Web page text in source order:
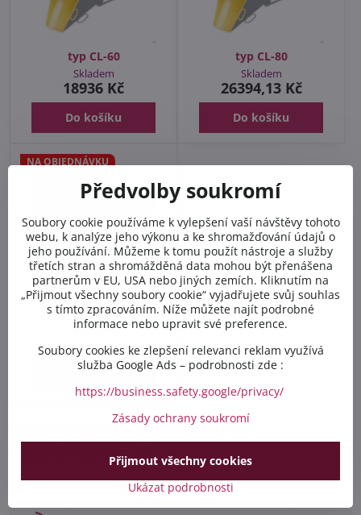
typ CL-60
Skladem
18936 Kč
Do košíku
typ CL-80
Skladem
26394,13 Kč
Do košíku
NA OBJEDNÁVKU
typ CL-99
Skladem
29470,74 Kč
Potřebujete poradit s
objednávkou?
Kontaktujte nás PO-PÁ 8:00 - 16:00:
Předvolby soukromí
Soubory cookie používáme k vylepšení vaší návštěvy tohoto
webu, k analýze jeho výkonu a ke shromažďování údajů o
jeho používání. Můžeme k tomu použít nástroje a služby
třetích stran a shromážděná data mohou být přenášena
partnerům v EU, USA nebo jiných zemích. Kliknutím na
„Přijmout všechny soubory cookie“ vyjadřujete svůj souhlas
s tímto zpracováním. Níže můžete najít podrobné
informace nebo upravit své preference.
Soubory cookies ke zlepšení relevanci reklam využívá
služba Google Ads – podrobnosti zde :
https://business.safety.google/privacy/
Zásady ochrany soukromí
Ukázat podrobnosti
Přijmout všechny cookies